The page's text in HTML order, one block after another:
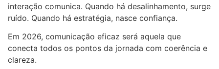
interação comunica. Quando há desalinhamento, surge
ruído. Quando há estratégia, nasce confiança.
Em 2026, comunicação eficaz será aquela que
conecta todos os pontos da jornada com coerência e
clareza.